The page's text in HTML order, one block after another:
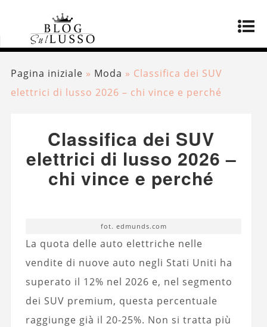
Pagina iniziale » Moda » Classifica dei SUV
elettrici di lusso 2026 – chi vince e perché
Classifica dei SUV
elettrici di lusso 2026 –
chi vince e perché
fot. edmunds.com
La quota delle auto elettriche nelle
vendite di nuove auto negli Stati Uniti ha
superato il 12% nel 2026 e, nel segmento
dei SUV premium, questa percentuale
raggiunge già il 20-25%. Non si tratta più